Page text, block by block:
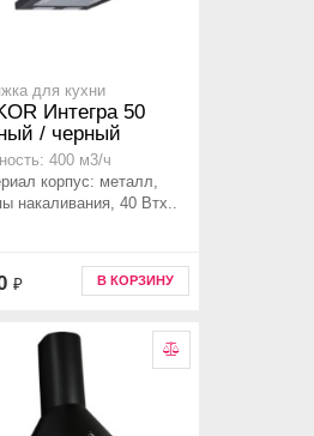
для кухни
Интегра 50
/ черный
400 м3/ч
корпус: металл,
накаливания, 40 Втx..
₽ В КОРЗИНУ